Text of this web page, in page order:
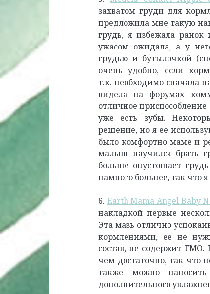
захватом груди для
предложила мне такую
грудь, я избежала
ужасом ожидала, а у
грудью и бутылочкой
очень удобно, если
т.к. необходимо сначала
видела на форумах
отличное
уже есть зубы.
решение, но я ее
было комфортно маме и
малыш научился брать
больше опустошает
намного больнее, так что
6. Earth Mama Angel Baby
накладкой первые
Эта мазь отлично
кормлениями, ее не
состав, не содержит ГМО.
чем достаточно, так что
также можно
дополнительного